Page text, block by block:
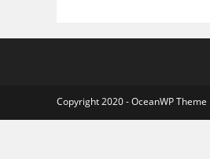
Copyright 2020 - OceanWP Theme